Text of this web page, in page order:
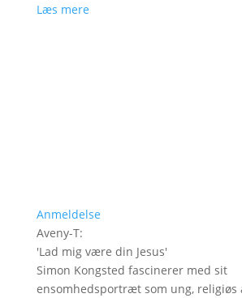
Læs mere
Anmeldelse
Aveny-T:
'Lad mig være din Jesus'
Simon Kongsted fascinerer med sit
ensomhedsportræt som ung, religiøs